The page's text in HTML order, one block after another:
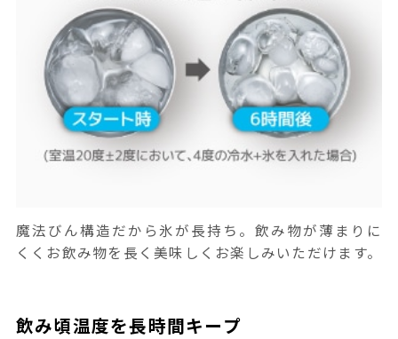
魔法びん構造だから氷が長持ち。飲み物が薄まりに
くくお飲み物を長く美味しくお楽しみいただけます。
飲み頃温度を長時間キープ